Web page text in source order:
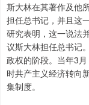
斯大林在其著作及他
担任总书记，并且这
研究表明，这一说法
议斯大林担任总书记
政权的阶段。当年3
时共产主义经济转向
集制度。